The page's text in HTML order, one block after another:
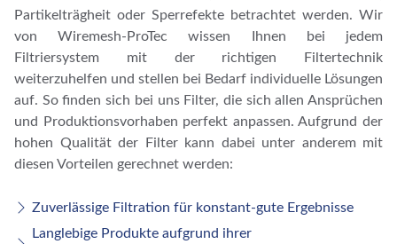
Partikelträgheit oder Sperrefekte betrachtet werden. Wir
von Wiremesh-ProTec wissen Ihnen bei jedem
Filtriersystem mit der richtigen Filtertechnik
weiterzuhelfen und stellen bei Bedarf individuelle Lösungen
auf. So finden sich bei uns Filter, die sich allen Ansprüchen
und Produktionsvorhaben perfekt anpassen. Aufgrund der
hohen Qualität der Filter kann dabei unter anderem mit
diesen Vorteilen gerechnet werden:
Zuverlässige Filtration für konstant-gute Ergebnisse
Langlebige Produkte aufgrund ihrer